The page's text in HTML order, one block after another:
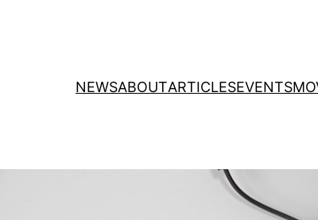
NEWSABOUTARTICLESEVENTS